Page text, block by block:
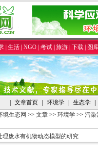
生活 NGO 考试 旅游 下载 图
文章首页 环境学 生态学
境生态网 >> 文章 >> 环境学 >> 污染
理废水有机物动态模型的研究